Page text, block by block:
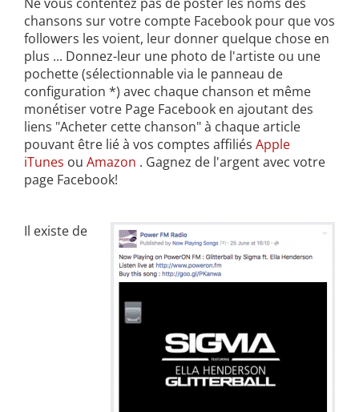
chansons sur votre compte Facebook pour que vos
followers les voient, leur donner quelque chose en
plus ... Donnez-leur une photo de l'artiste ou une
pochette (sélectionnable via le panneau de
configuration *) avec chaque chanson et même
monétiser votre Page Facebook en ajoutant des
liens "Acheter cette chanson" à chaque article
pouvant être lié à vos comptes affiliés Apple
iTunes ou Amazon . Gagnez de l'argent avec votre
page Facebook!
Il existe de